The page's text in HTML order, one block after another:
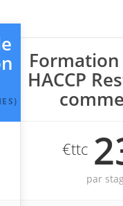
HACCP
€ttc
par